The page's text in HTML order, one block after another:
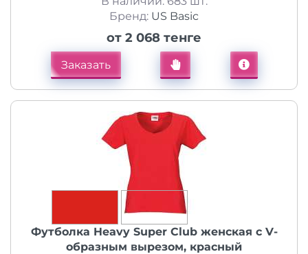
Бренд: US Basic
от 2 068 тенге
Заказать
Футболка Heavy Super Club женская с V-
образным вырезом, красный